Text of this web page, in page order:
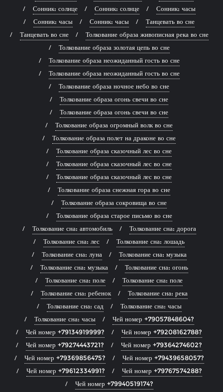
Сонник: солнце
Сонник: солнце
Сонник: часы
Сонник: часы
Сонник: часы
Танцевать во сне
Танцевать во сне
Толкование образа живописная река во сне
Толкование образа золотая цепь во сне
Толкование образа неожиданный гость во сне
Толкование образа неожиданный гость во сне
Толкование образа ночное небо во сне
Толкование образа огонь свечи во сне
Толкование образа огонь свечи во сне
Толкование образа огромный волк во сне
Толкование образа полет на драконе во сне
Толкование образа сказочный лес во сне
Толкование образа сказочный лес во сне
Толкование образа сказочный лес во сне
Толкование образа снежная гора во сне
Толкование образа сокровища во сне
Толкование образа старое письмо во сне
Толкование сна: автомобиль
Толкование сна: дорога
Толкование сна: лес
Толкование сна: лошадь
Толкование сна: луна
Толкование сна: музыка
Толкование сна: музыка
Толкование сна: огонь
Толкование сна: поле
Толкование сна: поле
Толкование сна: ребенок
Толкование сна: река
Толкование сна: сад
Толкование сна: часы
Толкование сна: часы
Чей номер +79057848604?
Чей номер +79134919999?
Чей номер +79208162788?
Чей номер +79274443721?
Чей номер +79364274602?
Чей номер +79369856475?
Чей номер +79439658057?
Чей номер +79612334991?
Чей номер +79767574288?
Чей номер +79940519174?